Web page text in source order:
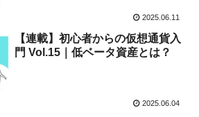
2025.06.11
【連載】初心者からの仮想通貨入
門 Vol.15｜低ベータ資産とは？
2025.06.04